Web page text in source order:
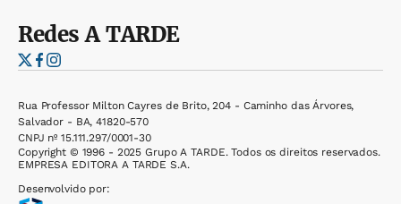
RedesA TARDE
Rua Professor Milton Cayres de Brito, 204 - Caminho das Árvores,
Salvador - BA, 41820-570
CNPJ nº 15.111.297/0001-30
Copyright © 1996 - 2025 Grupo A TARDE. Todos os direitos reservados.
EMPRESA EDITORA A TARDE S.A.
Desenvolvido por: